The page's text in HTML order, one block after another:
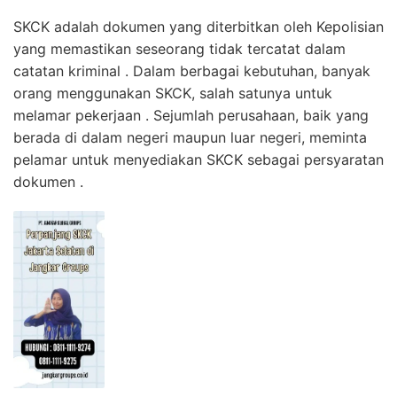
SKCK adalah dokumen yang diterbitkan oleh Kepolisian
yang memastikan seseorang tidak tercatat dalam
catatan kriminal . Dalam berbagai kebutuhan, banyak
orang menggunakan SKCK, salah satunya untuk
melamar pekerjaan . Sejumlah perusahaan, baik yang
berada di dalam negeri maupun luar negeri, meminta
pelamar untuk menyediakan SKCK sebagai persyaratan
dokumen .